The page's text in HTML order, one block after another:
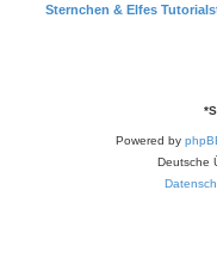
Sternchen & Elfes
*
Powered by
Deutsche